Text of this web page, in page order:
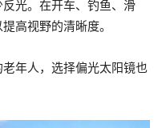
光。在开车、钓鱼、滑
高视野的清晰度。
年人，选择偏光太阳镜也